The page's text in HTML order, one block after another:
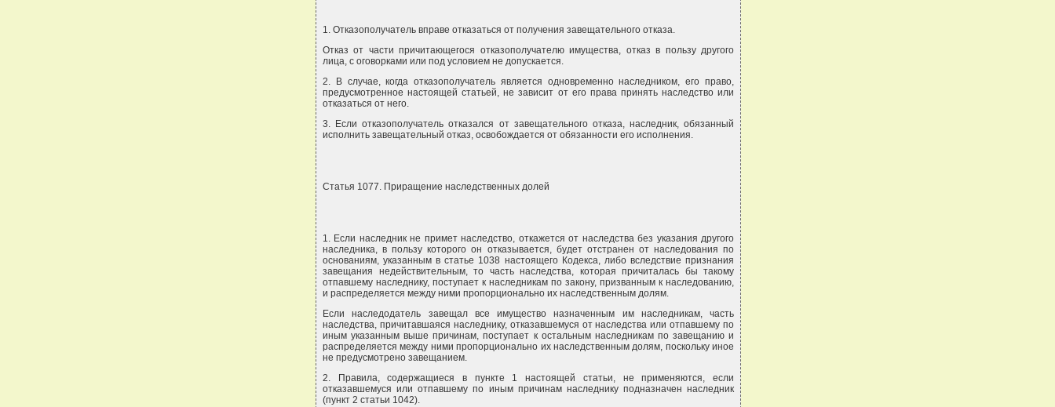
1. Отказополучатель вправе отказаться от получения завещательного отказа.
Отказ от части причитающегося отказополучателю имущества, отказ в пользу другого
лица, с оговорками или под условием не допускается.
2. В случае, когда отказополучатель является одновременно наследником, его право,
предусмотренное настоящей статьей, не зависит от его права принять наследство или
отказаться от него.
3. Если отказополучатель отказался от завещательного отказа, наследник, обязанный
исполнить завещательный отказ, освобождается от обязанности его исполнения.
Статья 1077. Приращение наследственных долей
1. Если наследник не примет наследство, откажется от наследства без указания другого
наследника, в пользу которого он отказывается, будет отстранен от наследования по
основаниям, указанным в статье 1038 настоящего Кодекса, либо вследствие признания
завещания недействительным, то часть наследства, которая причиталась бы такому
отпавшему наследнику, поступает к наследникам по закону, призванным к наследованию,
и распределяется между ними пропорционально их наследственным долям.
Если наследодатель завещал все имущество назначенным им наследникам, часть
наследства, причитавшаяся наследнику, отказавшемуся от наследства или отпавшему по
иным указанным выше причинам, поступает к остальным наследникам по завещанию и
распределяется между ними пропорционально их наследственным долям, поскольку иное
не предусмотрено завещанием.
2. Правила, содержащиеся в пункте 1 настоящей статьи, не применяются, если
отказавшемуся или отпавшему по иным причинам наследнику подназначен наследник
(пункт 2 статьи 1042).